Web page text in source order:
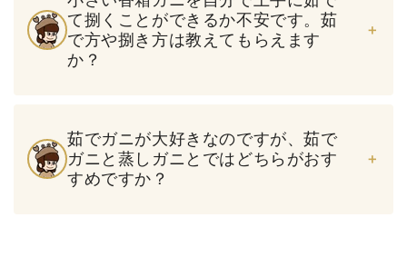
て捌くことができるか不安です。茹
で方や捌き方は教えてもらえます
か？
茹でガニが大好きなのですが、茹で
ガニと蒸しガニとではどちらがおす
すめですか？